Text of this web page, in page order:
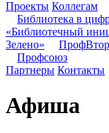
Проекты Коллегам
Библиотека в
«Библиотечный
Зелено»
Профсоюз
Партнеры Контакты
Афиша